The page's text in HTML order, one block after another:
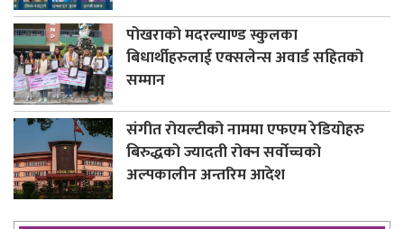
पोखराको मदरल्याण्ड स्कुलका
बिधार्थीहरुलाई एक्सलेन्स अवार्ड सहितको
सम्मान
संगीत रोयल्टीको नाममा एफएम रेडियोहरु
बिरुद्धको ज्यादती रोक्न सर्वोच्चको
अल्पकालीन अन्तरिम आदेश